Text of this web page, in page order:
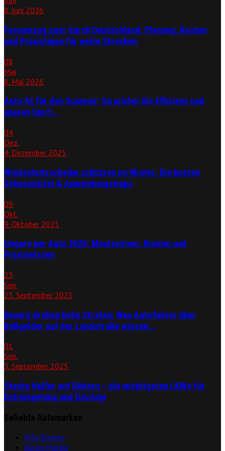
8. Juni 2026
Fernumzug quer durch Deutschland: Planung, Kosten
und Praxistipps für weite Strecken
08
Mai
8. Mai 2026
Auto fit für den Sommer: So prüfen Sie Effizienz und
sparen Sprit...
04
Dez.
4. Dezember 2025
Windschutzscheibe schützen im Winter: Die besten
Schutzmittel & Anwendungstipps
09
Okt.
9. Oktober 2025
Ungarn per Auto 2025: Mautsystem, Routen und
Praxiswissen
23
Sep.
23. September 2025
Rasern drohen hohe Strafen: Was Autofahrer über
Bußgelder auf der Landstraße wissen...
01
Sep.
3. September 2025
Starke Helfer auf Rädern – die wichtigsten LKWs für
Entrümpelung und Umzüge
Alfa Romeo
Aston Martin